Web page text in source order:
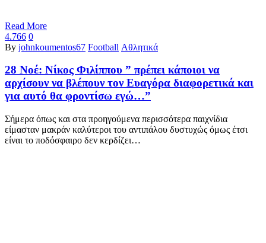
Read More
4.766 0
By johnkoumentos67 Football Αθλητικά
28 Νοέ: Νίκος Φιλίππου ” πρέπει κάποιοι να
αρχίσουν να βλέπουν τον Ευαγόρα διαφορετικά και
για αυτό θα φροντίσω εγώ…”
Σήμερα όπως και στα προηγούμενα περισσότερα παιχνίδια
είμασταν μακράν καλύτεροι του αντιπάλου δυστυχώς όμως έτσι
είναι το ποδόσφαιρο δεν κερδίζει…